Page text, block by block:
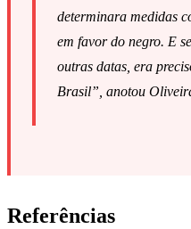
determinara medidas
em favor do negro. E
outras datas, era
Brasil”, anotou
Referências